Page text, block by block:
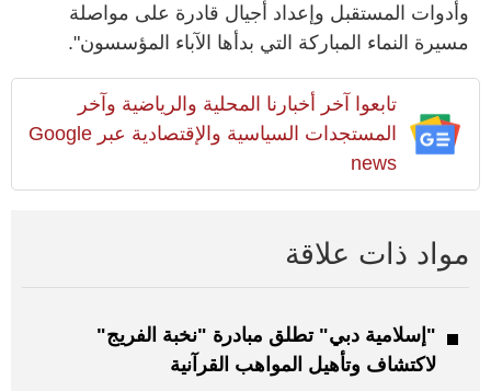
وأدوات المستقبل وإعداد أجيال قادرة على مواصلة
مسيرة النماء المباركة التي بدأها الآباء المؤسسون".
تابعوا آخر أخبارنا المحلية والرياضية وآخر
المستجدات السياسية والإقتصادية عبر Google
news
مواد ذات علاقة
"إسلامية دبي" تطلق مبادرة "نخبة الفريج"
لاكتشاف وتأهيل المواهب القرآنية